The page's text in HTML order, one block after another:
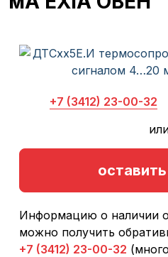
+7 (3412) 23-00-32
Информацию о наличии
можно получить
+7 (3412) 23-00-32